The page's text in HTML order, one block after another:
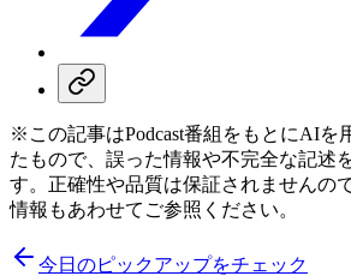
※この記事はPodcast番組をもとにAIを
たもので、誤った情報や不完全な記述
す。正確性や品質は保証されませんの
情報もあわせてご参照ください。
今日のピックアップをチェック